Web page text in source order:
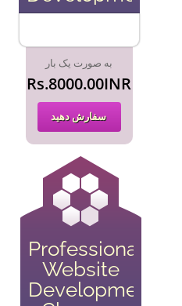
به صورت یک بار
Rs.8000.00INR
سفارش دهید
Professional
Website
Development